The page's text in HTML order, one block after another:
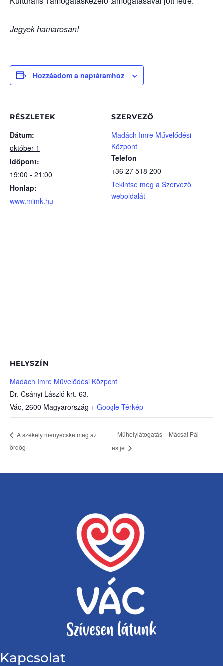
Jegyek hamarosan!
Hozzáadom a naptáramhoz
RÉSZLETEK
Dátum:
október 1
Időpont:
19:00 - 21:00
Honlap:
www.mimk.hu
SZERVEZŐ
Madách Imre Művelődési
Központ
Telefon
+36 27 518 200
Tekintse meg a Szervező
weboldalát
HELYSZÍN
Madách Imre Művelődési Központ
Dr. Csányi László krt. 63.
Vác, 2600 Magyarország + Google Térkép
A székely menyecske meg az
ördög
Műhelylátogatás – Mácsai Pál
estje
Kapcsolat